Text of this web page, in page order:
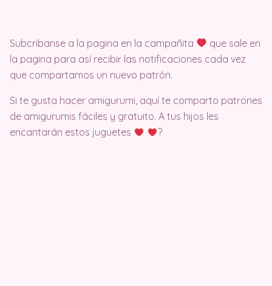
Subcribanse a la pagina en la campañita
que sale en
la pagina para así recibir las notificaciones cada vez
que compartamos un nuevo patrón.
Si te gusta hacer amigurumi, aquí te comparto patrones
de amigurumis fáciles y gratuito. A tus hijos les
encantarán estos juguetes
?